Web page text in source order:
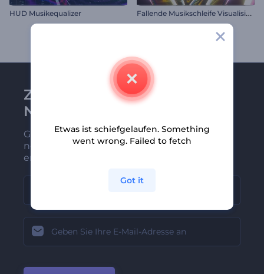
HUD Musikequalizer F
allende Musikschleife Visualisierer
Zu Renderforest-
Newsletter anmelden
Gehören Sie zu den Ersten, die unsere
neuesten Nachrichten und Angebote
erhalten
Etwas ist schiefgelaufen. Something
went wrong. Failed to fetch
Got it